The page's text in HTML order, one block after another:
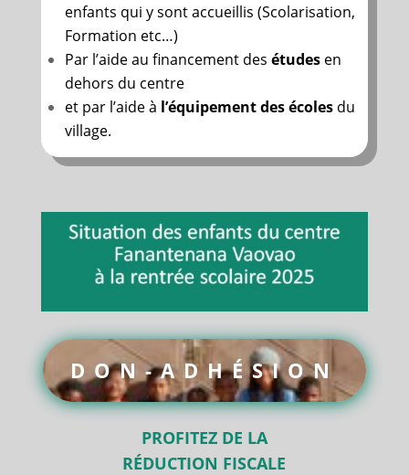
enfants qui y sont accueillis (Scolarisation,
Formation etc…)
Par l’aide au financement des étudesen
dehors du centre
et par l’aide à l’équipement des écolesdu
village.
DON-ADHÉSION
PROFITEZ DE LA
RÉDUCTION FISCALE